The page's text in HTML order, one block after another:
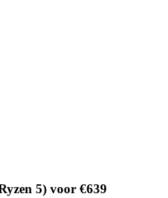
5) voor €639